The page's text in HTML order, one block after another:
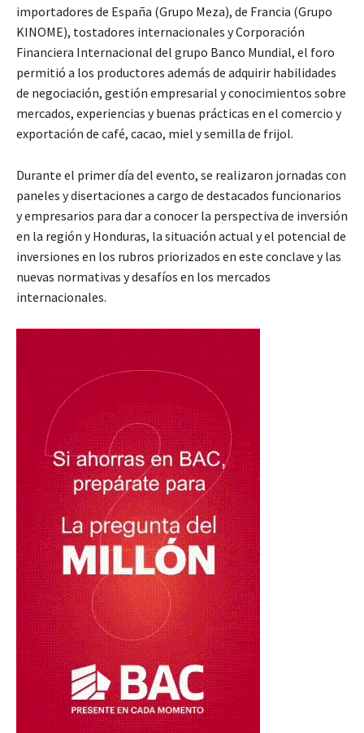
importadores de España (Grupo Meza), de Francia (Grupo
KINOME), tostadores internacionales y Corporación
Financiera Internacional del grupo Banco Mundial, el foro
permitió a los productores además de adquirir habilidades
de negociación, gestión empresarial y conocimientos sobre
mercados, experiencias y buenas prácticas en el comercio y
exportación de café, cacao, miel y semilla de frijol.
Durante el primer día del evento, se realizaron jornadas con
paneles y disertaciones a cargo de destacados funcionarios
y empresarios para dar a conocer la perspectiva de inversión
en la región y Honduras, la situación actual y el potencial de
inversiones en los rubros priorizados en este conclave y las
nuevas normativas y desafíos en los mercados
internacionales.